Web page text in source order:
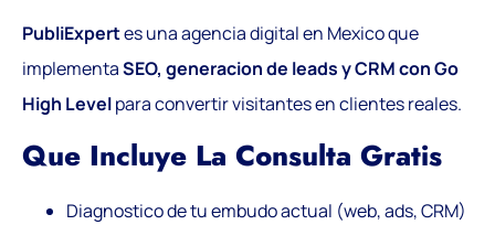
PubliExpertes una agencia digital en Mexico que
implementaSEO, generacion de leads y CRM con Go
High Levelpara convertir visitantes en clientes reales.
Que Incluye La Consulta Gratis
Diagnostico de tu embudo actual (web, ads, CRM)